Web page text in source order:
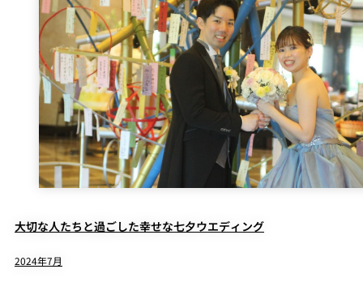
大切な人たちと過ごした幸せな七夕ウエディング
2024年7月